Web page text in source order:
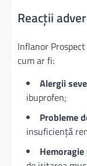
Reacții
Inflanor
cum ar fi:
Alergii
ibuprofen;
Probleme
insuficiență